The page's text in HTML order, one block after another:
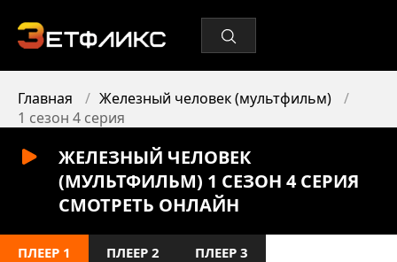
Главная
Железный человек (мультфильм)
1 сезон 4 серия
ЖЕЛЕЗНЫЙ ЧЕЛОВЕК
(МУЛЬТФИЛЬМ) 1 СЕЗОН 4 СЕРИЯ
СМОТРЕТЬ ОНЛАЙН
ПЛЕЕР 1 ПЛЕЕР 2 ПЛЕЕР 3